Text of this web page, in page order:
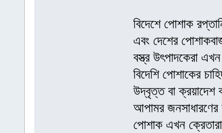
বিদেশে পোশাক
এবং দেশের
বস্ত্র উৎপাদকেরা
বিদেশি পোশাকের
উদ্বৃত্ত বা ক্রয়াদেশ
আপামর জনসাধারণের
পোশাক এখন